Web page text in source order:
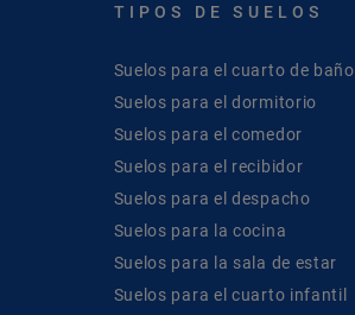
TIPOS DE SUELOS
Suelos para el cuarto de baño
Suelos para el dormitorio
Suelos para el comedor
Suelos para el recibidor
Suelos para el despacho
Suelos para la cocina
Suelos para la sala de estar
Suelos para el cuarto infantil